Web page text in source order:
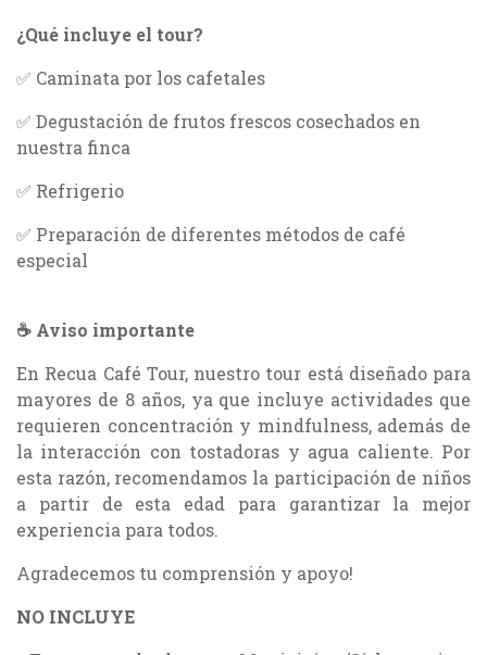
¿Qué incluye el tour?
✅ Caminata por los cafetales
✅ Degustación de frutos frescos cosechados en
nuestra finca
✅ Refrigerio
✅ Preparación de diferentes métodos de café
especial
☕ Aviso importante
En Recua Café Tour, nuestro tour está diseñado para
mayores de 8 años, ya que incluye actividades que
requieren concentración y mindfulness, además de
la interacción con tostadoras y agua caliente. Por
esta razón, recomendamos la participación de niños
a partir de esta edad para garantizar la mejor
experiencia para todos.
Agradecemos tu comprensión y apoyo!
NO INCLUYE